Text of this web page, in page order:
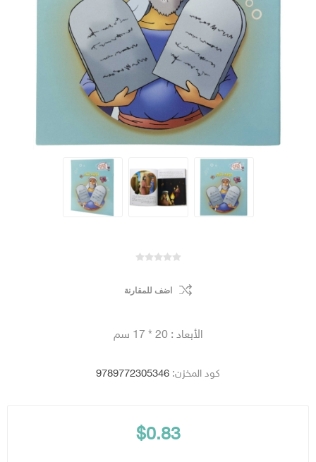
اضف للمقارنة
الأبعاد : 20 * 17 سم
كود المخزن: 9789772305346
$0.83